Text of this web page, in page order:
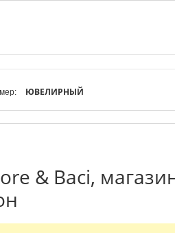
ЮВЕЛИРНЫЙ
& Baci,